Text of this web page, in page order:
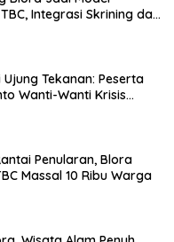
Integrasi Skrining dan
Ujung Tekanan: Peserta
Wanti-Wanti Krisis
Penularan, Blora
Massal 10 Ribu Warga